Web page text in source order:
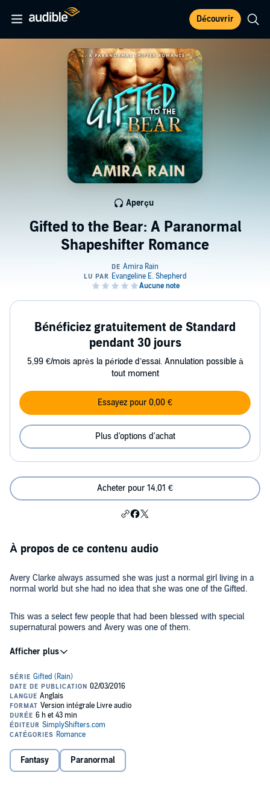
Découvrir
Gifted to the Bear: A Paranormal
Shapeshifter Romance
Aperçu
Bénéficiez gratuitement de Standard
pendant 30 jours
5,99 €/mois après la période d’essai. Annulation possible à
tout moment
Essayez pour 0,00 €
Plus d'options d'achat
Acheter pour 14,01 €
À propos de ce contenu audio
Avery Clarke always assumed she was just a normal girl living in a
normal world but she had no idea that she was one of the Gifted.
This was a select few people that had been blessed with special
supernatural powers and Avery was one of them.
However, the Gifted are also hunted. FBI agents, government
not stop until they get it.
So now Avery Clarke has two choices.
Run and hide, or trust in a mysterious shapeshifting werebear
help her uncover the truth about just how important her gift really is.
©2016 SimplyShifters.com (P)2016 SimplyShifters.com
Fantasy Paranormal